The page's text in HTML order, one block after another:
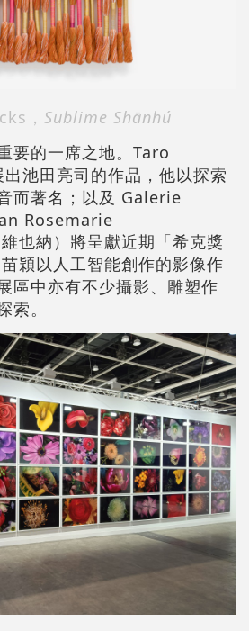
， Sublime Shānhú
要的一席之地。Taro
池田亮司的作品，他以探索
而著名；以及 Galerie
Rosemarie
也納）將呈獻近期「希克獎
穎以人工智能創作的影像作
區中亦有不少攝影、雕塑作
索。